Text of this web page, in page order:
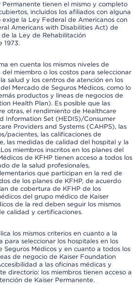
Permanente tienen el mismo y completo
incluidos los afiliados con alguna
la Ley Federal de Americanos con
Americans with Disabilities Act) de
la Ley de Rehabilitación
1973.
en cuenta los mismos niveles de
miembro o los costos para seleccionar
salud y los centros de atención en los
Mercado de Seguros Médicos, como lo
productos y líneas de negocios de
Health Plan). Es posible que las
otras, el rendimiento de Healthcare
Information Set (HEDIS)/Consumer
Providers and Systems (CAHPS), las
pacientes, las calificaciones de
las medidas de calidad del hospital y la
miembros inscritos en los planes del
de KFHP tienen acceso a todos los
de la salud profesionales,
que participan en la red de
de los planes de KFHP, de acuerdo
de cobertura de KFHP de los
del grupo médico de Kaiser
de la red deben seguir los mismos
calidad y certificaciones.
los mismos criterios en cuanto a la
para seleccionar los hospitales en los
Seguros Médicos y en cuanto a todos los
de negocio de Kaiser Foundation
a las oficinas médicas y
directorio: los miembros tienen acceso a
de Kaiser Permanente.